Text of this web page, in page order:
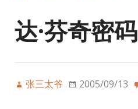
达·芬奇密码
张三太爷 2005/09/13